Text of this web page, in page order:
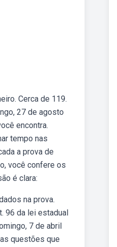
Cerca de 119.
27 de agosto
encontra.
tempo nas
a prova de
você confere os
é clara:
na prova.
96 da lei estadual
7 de abril
questões que